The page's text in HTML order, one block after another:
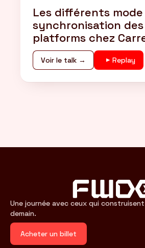
Les différents mode
synchronisation
platforms chez
Voir le talk → Replay
Une journée avec ceux qui
demain.
Acheter un billet